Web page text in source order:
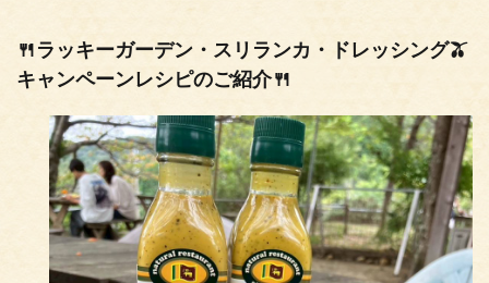
🍴ラッキーガーデン・スリランカ・ドレッシング🫒
キャンペーンレシピのご紹介🍴